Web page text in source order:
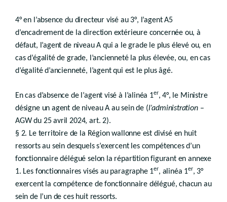
Sous-section 1ère. Introduction de la demande de révision du plan de secteur
Sous-section 2. Evaluation conjointe des incidences
Art. R.II.54/4-1
Art. R.II.54/5-1
Art. R.II.54/5-2
Art. R.II.54/7-1
Section 3. Instruction de la demande conjointe
Art. R.II.54/8-1
Section 4. Décision
Art. R.II.54/9-1
Art. R.II.54/9-2
Art. R.II.54/10-1
Art. R.II.54/11-1
Chapitre 5 Effets juridiques
Section 1re
Généralités
Titre 3 Droit transitoire
Chapitre 1er
Schéma de développement de l'espace régional
4° en l’absence du directeur visé au 3°, l’agent A5
d’encadrement de la direction extérieure concernée ou, à
défaut, l’agent de niveau A qui a le grade le plus élevé ou, en
cas d’égalité de grade, l’ancienneté la plus élevée, ou, en cas
d’égalité d’ancienneté, l’agent qui est le plus âgé.
En cas d’absence de l’agent visé à l’alinéa 1er, 4°, le Ministre
désigne un agent de niveau A au sein de (l’administration –
AGW du 25 avril 2024, art. 2).
§ 2. Le territoire de la Région wallonne est divisé en huit
ressorts au sein desquels s’exercent les compétences d’un
fonctionnaire délégué selon la répartition figurant en annexe
1. Les fonctionnaires visés au paragraphe 1er, alinéa 1er, 3°
exercent la compétence de fonctionnaire délégué, chacun au
sein de l’un de ces huit ressorts.